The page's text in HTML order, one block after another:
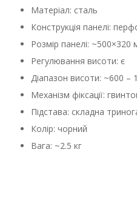
Матеріал: сталь
Конструкція панелі:
Розмір панелі: ~500×320
Регулювання висоти: є
Діапазон висоти: ~600 –
Механізм фіксації:
Підстава: складна
Колір: чорний
Вага: ~2.5 кг